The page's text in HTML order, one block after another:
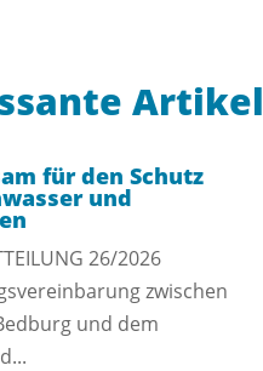
Artikel
für den Schutz
und
26/2026
zwischen
und dem